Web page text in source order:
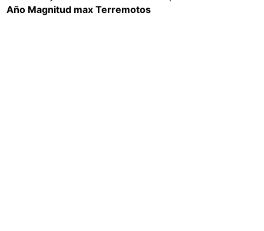
Año Magnitud max Terremotos